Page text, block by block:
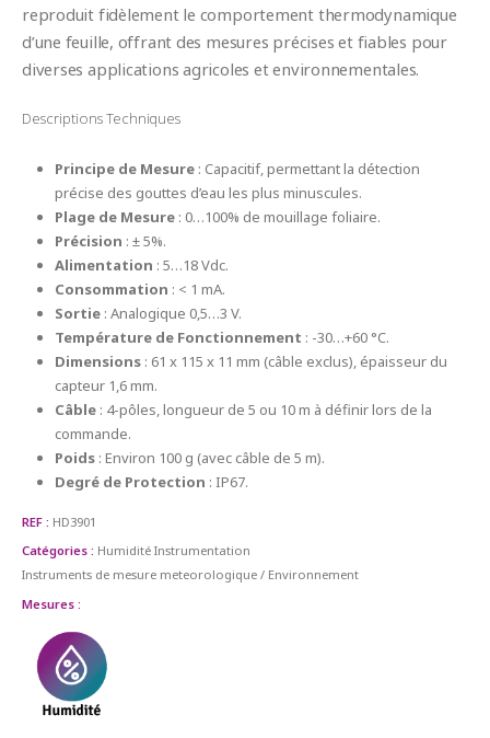
reproduit fidèlement le comportement thermodynamique
d’une feuille, offrant des mesures précises et fiables pour
diverses applications agricoles et environnementales.
Descriptions Techniques
Principe de Mesure: Capacitif, permettant la détection
précise des gouttes d’eau les plus minuscules.
Plage de Mesure: 0…100% de mouillage foliaire.
Précision : ± 5%.
Alimentation : 5…18 Vdc.
Consommation : < 1 mA.
Sortie: Analogique 0,5…3 V.
Température de Fonctionnement : -30…+60 °C.
Dimensions: 61 x 115 x 11 mm (câble exclus), épaisseur du
capteur 1,6 mm.
Câble: 4-pôles, longueur de 5 ou 10 m à définir lors de la
commande.
Poids: Environ 100 g (avec câble de 5 m).
Degré de Protection : IP67.
REF : HD3901
Catégories : Humidité Instrumentation
Instruments de mesure meteorologique / Environnement
Mesures :